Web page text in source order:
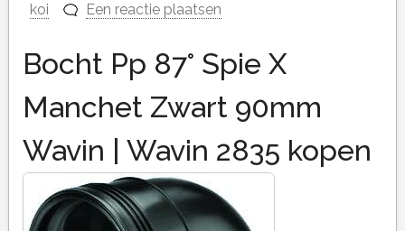
koi
Een reactie plaatsen
Bocht Pp 87° Spie X
Manchet Zwart 90mm
Wavin | Wavin 2835 kopen